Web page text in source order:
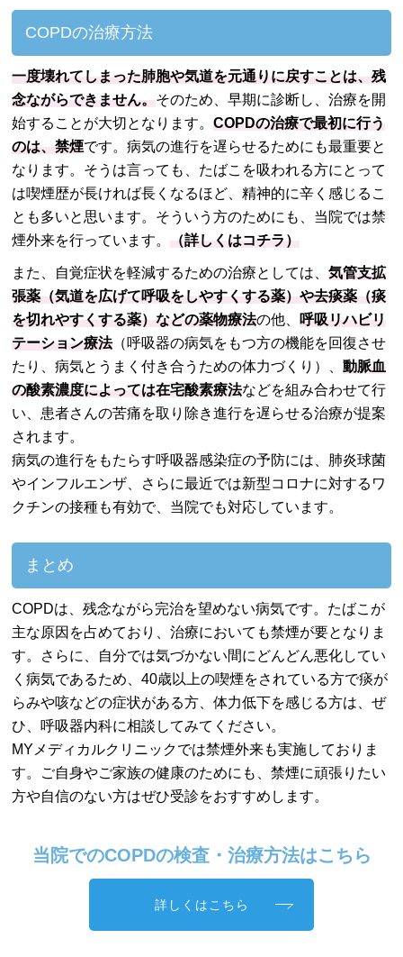
COPDの治療方法
一度壊れてしまった肺胞や気道を元通りに戻すことは、残
念ながらできません。 そのため、早期に診断し、治療を開
始することが大切となります。COPDの治療で最初に行う
のは、禁煙です。病気の進行を遅らせるためにも最重要と
なります。そうは言っても、たばこを吸われる方にとって
は喫煙歴が長ければ長くなるほど、精神的に辛く感じるこ
とも多いと思います。そういう方のためにも、当院では禁
煙外来を行っています。
（詳しくはコチラ）
また、自覚症状を軽減するための治療としては、気管支拡
張薬（気道を広げて呼吸をしやすくする薬）や去痰薬（痰
を切れやすくする薬）などの薬物療法の他、 呼吸リハビリ
テーション療法（呼吸器の病気をもつ方の機能を回復させ
たり、病気とうまく付き合うための体力づくり）、動脈血
の酸素濃度によっては在宅酸素療法などを組み合わせて行
い、患者さんの苦痛を取り除き進行を遅らせる治療が提案
されます。
病気の進行をもたらす呼吸器感染症の予防には、肺炎球菌
やインフルエンザ、さらに最近では新型コロナに対するワ
クチンの接種も有効で、当院でも対応しています。
まとめ
COPDは、残念ながら完治を望めない病気です。たばこが
主な原因を占めており、治療においても禁煙が要となりま
す。さらに、自分では気づかない間にどんどん悪化してい
く病気であるため、40歳以上の喫煙をされている方で痰が
らみや咳などの症状がある方、体力低下を感じる方は、ぜ
ひ、呼吸器内科に相談してみてください。
MYメディカルクリニックでは禁煙外来も実施しておりま
す。ご自身やご家族の健康のためにも、禁煙に頑張りたい
方や自信のない方はぜひ受診をおすすめします。
当院でのCOPDの検査・治療方法はこちら
詳しくはこちら